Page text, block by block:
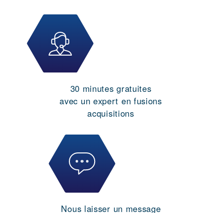
30 minutes gratuites
avec un expert en fusions
acquisitions
Nous laisser un message